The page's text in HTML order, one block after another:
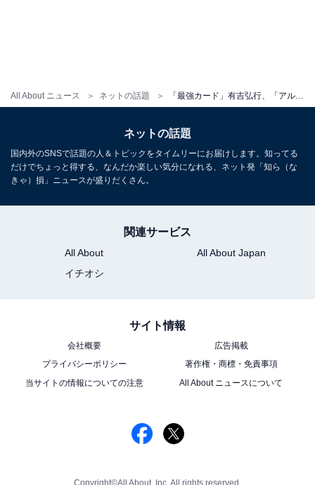
All About ニュース ネットの話題 「最強カード」有吉弘行、「アルフィーカード欲しいの出た！！」と喜びの報告「強運の持ち主ですね」
ネットの話題
国内外のSNSで話題の人＆トピックをタイムリーにお届けします。知ってる
だけでちょっと得する、なんだか楽しい気分になれる、ネット発「知ら（な
きゃ）損」ニュースが盛りだくさん。
関連サービス
All About
All About Japan
イチオシ
サイト情報
会社概要
広告掲載
プライバシーポリシー
著作権・商標・免責事項
当サイトの情報についての注意
All About ニュースについて
Copyright©All About, Inc. All rights reserved.